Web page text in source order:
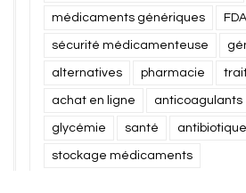
médicaments génériques FDA
sécurité médicamenteuse
alternatives pharmacie
achat en ligne anticoagulants
glycémie santé antibiotique
stockage médicaments